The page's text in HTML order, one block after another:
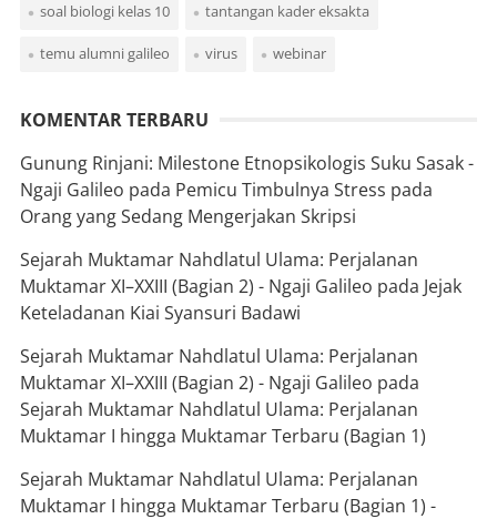
soal biologi kelas 10 tantangan kader eksakta
temu alumni galileo virus webinar
KOMENTAR TERBARU
Gunung Rinjani: Milestone Etnopsikologis Suku Sasak -
Ngaji Galileo pada Pemicu Timbulnya Stress pada
Orang yang Sedang Mengerjakan Skripsi
Sejarah Muktamar Nahdlatul Ulama: Perjalanan
Muktamar XI–XXIII (Bagian 2) - Ngaji Galileo pada Jejak
Keteladanan Kiai Syansuri Badawi
Sejarah Muktamar Nahdlatul Ulama: Perjalanan
Muktamar XI–XXIII (Bagian 2) - Ngaji Galileo pada
Sejarah Muktamar Nahdlatul Ulama: Perjalanan
Muktamar I hingga Muktamar Terbaru (Bagian 1)
Sejarah Muktamar Nahdlatul Ulama: Perjalanan
Muktamar I hingga Muktamar Terbaru (Bagian 1) -